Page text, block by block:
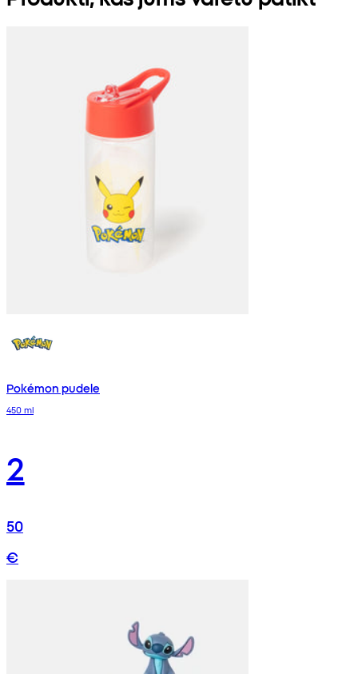
Pokémon pudele
450 ml
2
50
€